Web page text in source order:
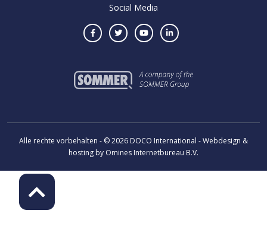
Social Media
Alle rechte vorbehalten - © 2026 DOCO International - Webdesign &
hosting by Omines Internetbureau B.V.